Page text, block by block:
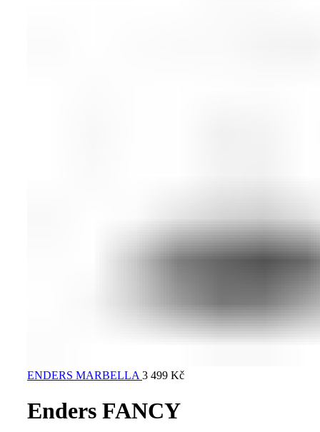
ENDERS MARBELLA3 499 Kč
Enders FANCY